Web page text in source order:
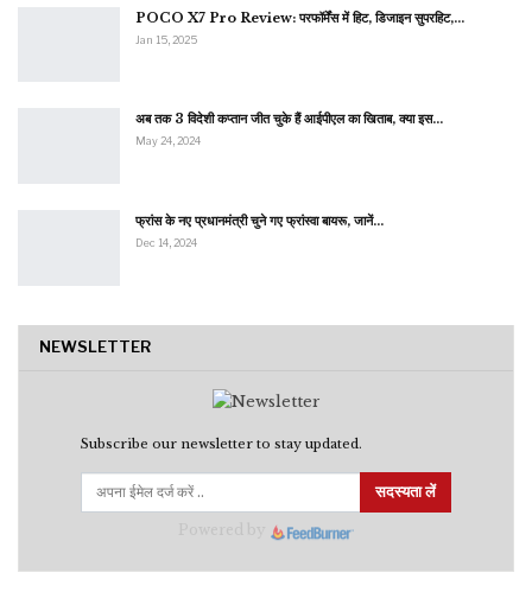
POCO X7 Pro Review: परफॉर्मेंस में हिट, डिजाइन सुपरहिट,…
Jan 15, 2025
अब तक 3 विदेशी कप्तान जीत चुके हैं आईपीएल का खिताब, क्या इस…
May 24, 2024
फ्रांस के नए प्रधानमंत्री चुने गए फ्रांस्वा बायरू, जानें…
Dec 14, 2024
NEWSLETTER
Subscribe our newsletter to stay updated.
सदस्यता लें